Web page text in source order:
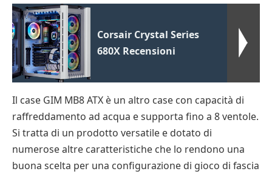
Corsair Crystal Series
680X Recensioni
Il case GIM MB8 ATX è un altro case con capacità di
raffreddamento ad acqua e supporta fino a 8 ventole.
Si tratta di un prodotto versatile e dotato di
numerose altre caratteristiche che lo rendono una
buona scelta per una configurazione di gioco di fascia